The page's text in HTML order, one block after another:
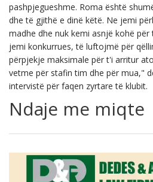
pashpjegueshme. Roma është
dhe të gjithë e dinë këtë. Ne jemi
madhe dhe nuk kemi asnjë kohë
jemi konkurrues, të luftojmë për
përpjekje maksimale për t'i arritur
vetme për stafin tim dhe për mua,"
intervistë për faqen zyrtare të klubit.
Ndaje me miqte